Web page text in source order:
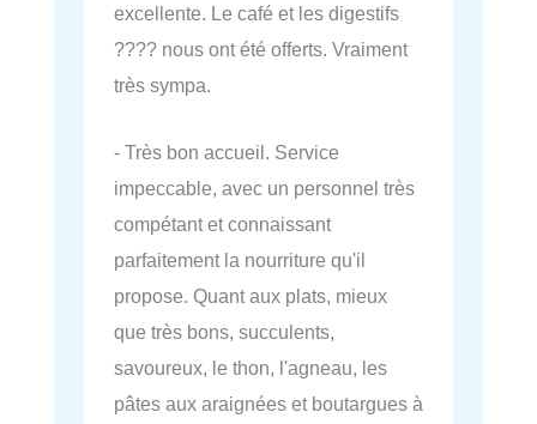
excellente. Le café et les digestifs
???? nous ont été offerts. Vraiment
très sympa.
- Très bon accueil. Service
impeccable, avec un personnel très
compétant et connaissant
parfaitement la nourriture qu'il
propose. Quant aux plats, mieux
que très bons, succulents,
savoureux, le thon, l'agneau, les
pâtes aux araignées et boutargues à